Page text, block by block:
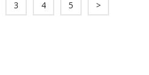
3 4 5
>